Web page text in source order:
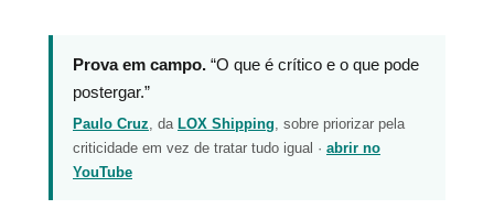
Prova em campo. “O que é crítico e o que pode
postergar.”
Paulo Cruz , da LOX Shipping , sobre priorizar pela
criticidade em vez de tratar tudo igual · abrir no
YouTube